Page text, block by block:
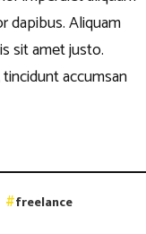
dapibus. Aliquam
sit amet justo.
accumsan
freelance